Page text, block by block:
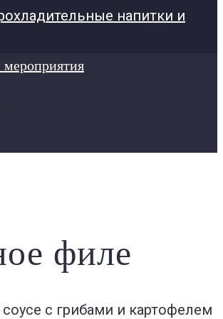
напитки и
филе
с грибами и картофелем